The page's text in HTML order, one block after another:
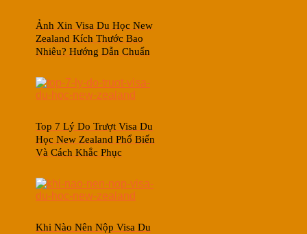
Ảnh Xin Visa Du Học New
Zealand Kích Thước Bao
Nhiêu? Hướng Dẫn Chuẩn
Top 7 Lý Do Trượt Visa Du
Học New Zealand Phổ Biến
Và Cách Khắc Phục
Khi Nào Nên Nộp Visa Du